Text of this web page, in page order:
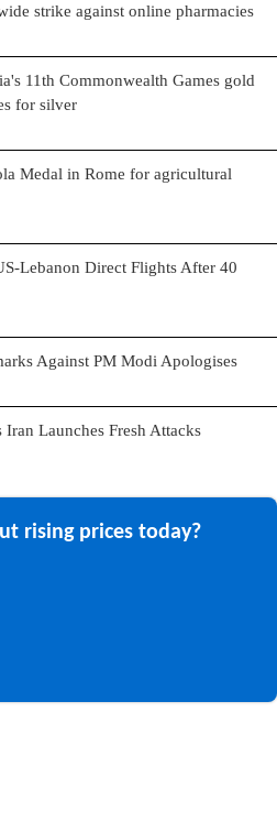
strike against online pharmacies
11th Commonwealth Games gold
for silver
Medal in Rome for agricultural
Lebanon Direct Flights After 40
Against PM Modi Apologises
Iran Launches Fresh Attacks
rising prices today?